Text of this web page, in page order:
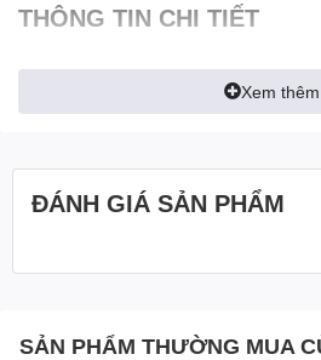
THÔNG TIN CHI TIẾT
Xem thêm
ĐÁNH GIÁ SẢN PHẨM
SẢN PHẨM THƯỜNG MUA